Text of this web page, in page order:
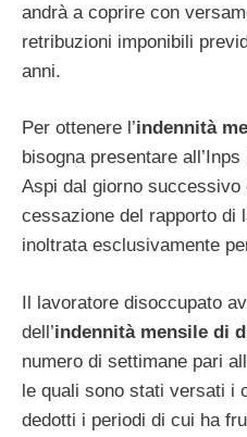
andrà a coprire con
retribuzioni imponibili
anni.
Per ottenere l’indennità
bisogna presentare
Aspi dal giorno successivo
cessazione del rapporto di
inoltrata esclusivamente
Il lavoratore disoccupato
dell’indennità mensile di
numero di settimane pari
le quali sono stati versati i
dedotti i periodi di cui ha